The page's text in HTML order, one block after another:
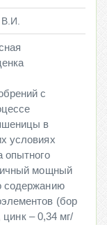
с
в
условиях
опытного
мощный
содержанию
(бор
цинк – 0,34 мг/